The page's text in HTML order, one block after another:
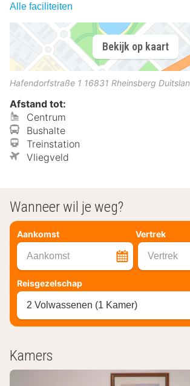
Alle faciliteiten
Bekijk op kaart
Hafendorfstraße 1 16831 Rheinsberg
Afstand tot:
Centrum
Bushalte
Treinstation
Vliegveld
Wanneer wil je weg?
Aankomst Vertrek
Aankomst Vertrek
Reisgezelschap
2 Volwassenen (1 Kamer)
Kamers